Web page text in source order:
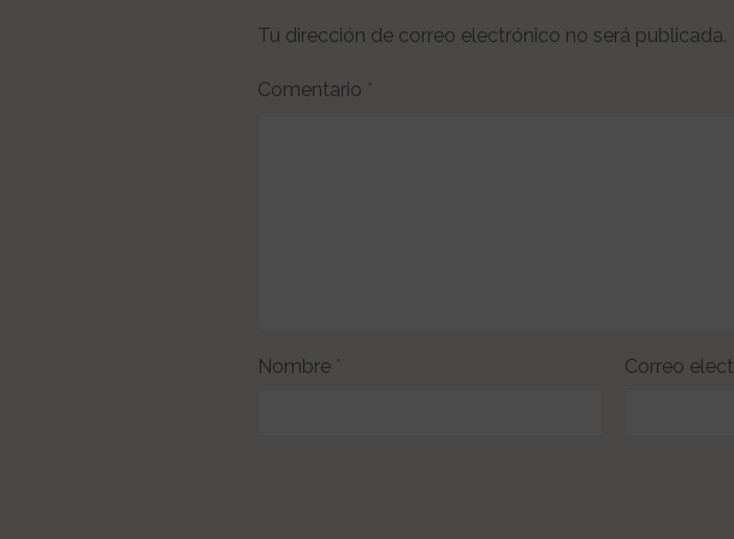
Tu dirección de correo electrónico no será publicada.
Comentario *
Nombre * Correo